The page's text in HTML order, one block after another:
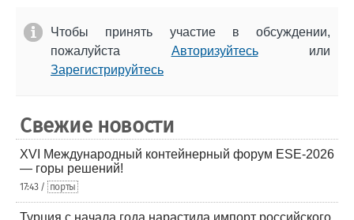
Чтобы принять участие в обсуждении,
пожалуйста Авторизуйтесьили
Зарегистрируйтесь
Свежие новости
XVI Международный контейнерный форум ESE-2026
— горы решений!
17:43 / порты
Турция с начала года нарастила импорт российского